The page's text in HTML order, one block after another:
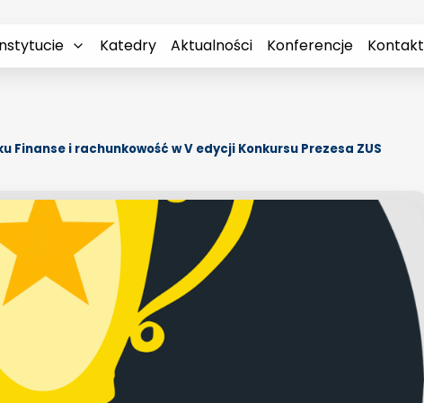
Katedry Aktualności Konferencje Kontakt
Finanse i rachunkowość w V edycji Konkursu Prezesa ZUS